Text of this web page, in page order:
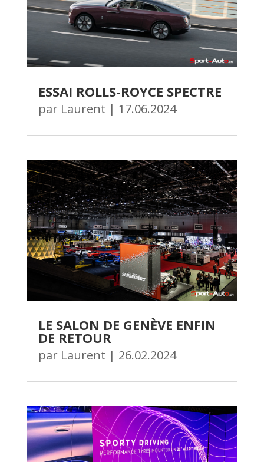
ESSAI ROLLS-ROYCE SPECTRE
par Laurent | 17.06.2024
LE SALON DE GENÈVE ENFIN
DE RETOUR
par Laurent | 26.02.2024